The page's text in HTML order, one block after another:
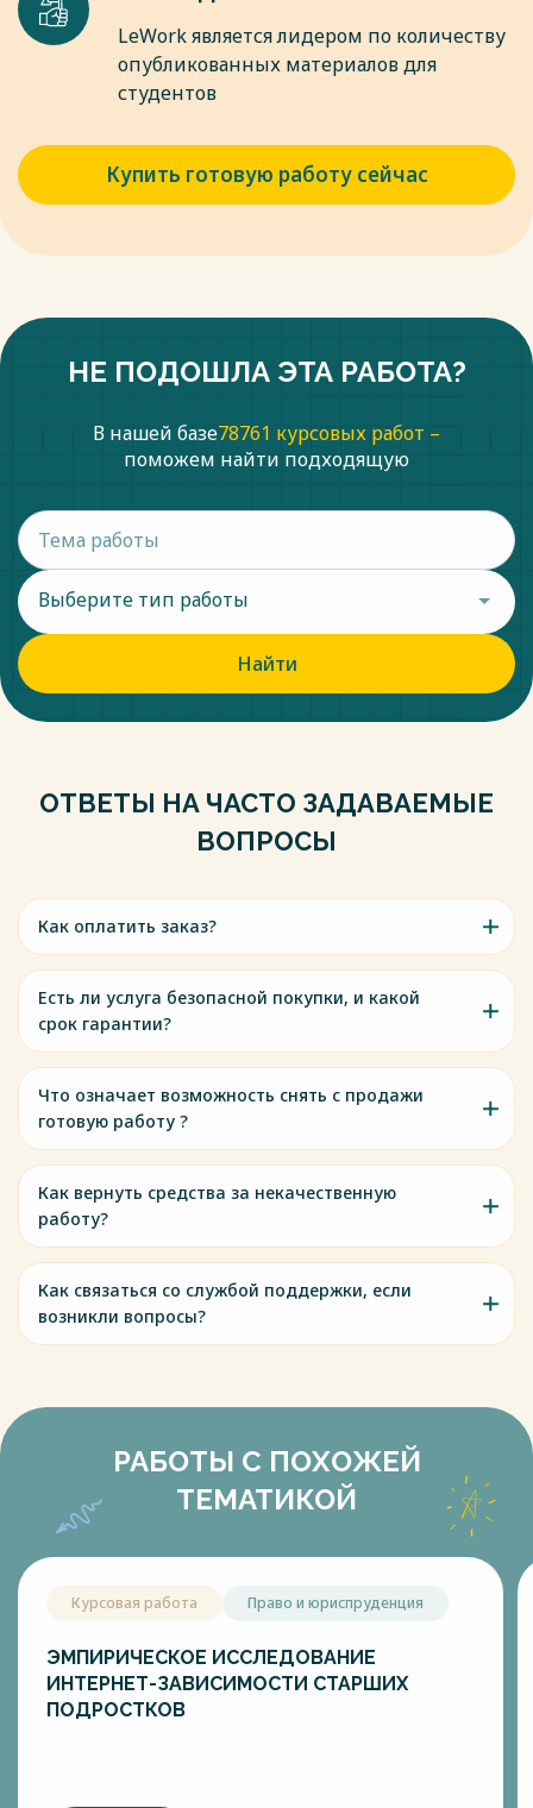
LeWork является лидером по количеству
опубликованных материалов для
студентов
Купить готовую работу сейчас
НЕ ПОДОШЛА ЭТА РАБОТА?
В нашей базе78761 курсовых работ –
поможем найти подходящую
Выберите тип работы
Найти
ОТВЕТЫ НА ЧАСТО ЗАДАВАЕМЫЕ
ВОПРОСЫ
Как оплатить заказ?
Есть ли услуга безопасной покупки, и какой
срок гарантии?
Что означает возможность снять с продажи
готовую работу ?
Как вернуть средства за некачественную
работу?
Как связаться со службой поддержки, если
возникли вопросы?
РАБОТЫ С ПОХОЖЕЙ
ТЕМАТИКОЙ
Курсовая работа Право и юриспруденция
ЭМПИРИЧЕСКОЕ ИССЛЕДОВАНИЕ
ИНТЕРНЕТ-ЗАВИСИМОСТИ СТАРШИХ
ПОДРОСТКОВ